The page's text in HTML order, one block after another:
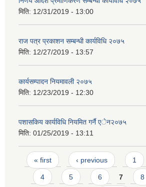
मिति: 12/31/2019 - 13:00
राज पत्र प्रकाशन सम्बन्धी कार्यविधि २०७५
मिति: 12/27/2019 - 13:57
कार्यसम्पादन नियमावली २०७५
मिति: 12/23/2019 - 12:30
पशासकिय कार्यविधि नियमित गर्नै एेन२०७५
मिति: 01/25/2019 - 13:11
Pages
« first ‹ previous 1
4 5 6 7 8